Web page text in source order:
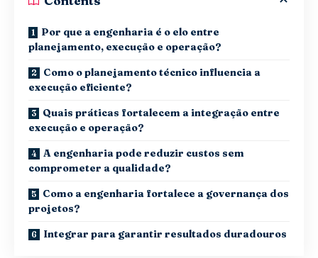
Por que a engenharia é o elo entre
planejamento, execução e operação?
Como o planejamento técnico influencia a
execução eficiente?
Quais práticas fortalecem a integração entre
execução e operação?
A engenharia pode reduzir custos sem
comprometer a qualidade?
Como a engenharia fortalece a governança dos
projetos?
Integrar para garantir resultados duradouros